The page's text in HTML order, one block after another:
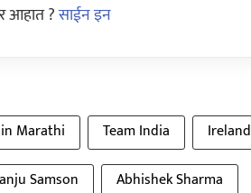
आहात ?साईन इन
Marathi Team India Ireland
Samson Abhishek Sharma